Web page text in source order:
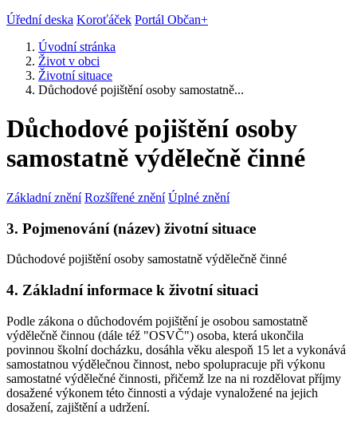
Úřední deska Koroťáček Portál Občan+
Úvodní stránka
Život v obci
Životní situace
Důchodové pojištění osoby samostatně...
Důchodové pojištění osoby
samostatně výdělečně činné
Základní znění Rozšířené znění Úplné znění
3. Pojmenování (název) životní situace
Důchodové pojištění osoby samostatně výdělečně činné
4. Základní informace k životní situaci
Podle zákona o důchodovém pojištění je osobou samostatně
výdělečně činnou (dále též "OSVČ") osoba, která ukončila
povinnou školní docházku, dosáhla věku alespoň 15 let a vykonává
samostatnou výdělečnou činnost, nebo spolupracuje při výkonu
samostatné výdělečné činnosti, přičemž lze na ni rozdělovat příjmy
dosažené výkonem této činnosti a výdaje vynaložené na jejich
dosažení, zajištění a udržení.